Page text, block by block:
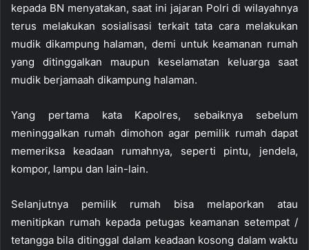
kepada BN menyatakan, saat ini jajaran Polri di wilayahnya
terus melakukan sosialisasi terkait tata cara melakukan
mudik dikampung halaman, demi untuk keamanan rumah
yang ditinggalkan maupun keselamatan keluarga saat
mudik berjamaah dikampung halaman.
Yang pertama kata Kapolres, sebaiknya sebelum
meninggalkan rumah dimohon agar pemilik rumah dapat
memeriksa keadaan rumahnya, seperti pintu, jendela,
kompor, lampu dan lain-lain.
Selanjutnya pemilik rumah bisa melaporkan atau
menitipkan rumah kepada petugas keamanan setempat /
tetangga bila ditinggal dalam keadaan kosong dalam waktu